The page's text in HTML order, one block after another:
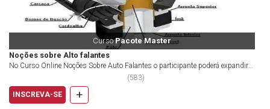
CursoPacote Master
Noções sobre Alto falantes
No Curso Online Noções Sobre Auto Falantes o participante poderá expandir
seu conhecimento a respeito do funcioname...
(583)
INSCREVA-SE
+